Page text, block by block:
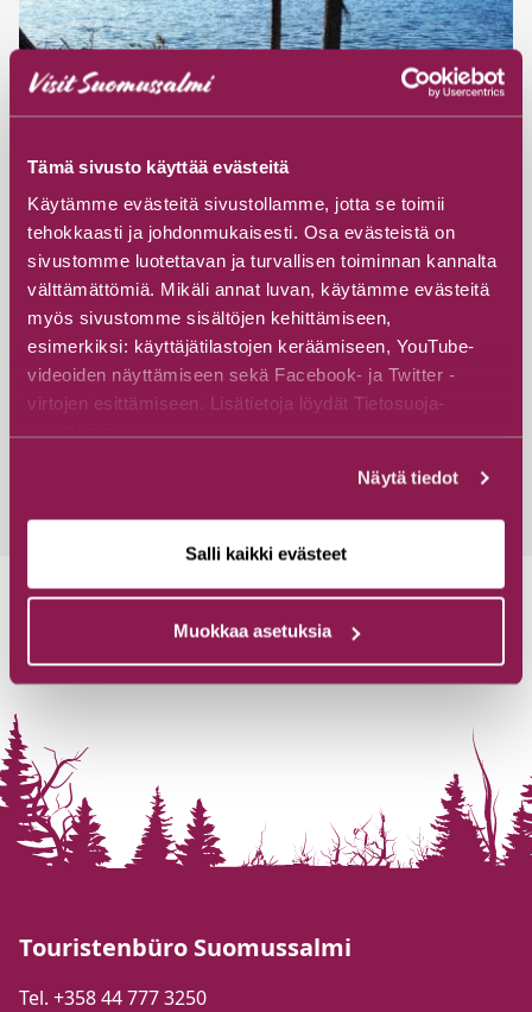
Tämä sivusto käyttää evästeitä
Käytämme evästeitä sivustollamme, jotta se toimii
tehokkaasti ja johdonmukaisesti. Osa evästeistä on
sivustomme luotettavan ja turvallisen toiminnan kannalta
välttämättömiä. Mikäli annat luvan, käytämme evästeitä
myös sivustomme sisältöjen kehittämiseen,
esimerkiksi: käyttäjätilastojen keräämiseen, YouTube-
videoiden näyttämiseen sekä Facebook- ja Twitter -
virtojen esittämiseen. Lisätietoja löydät Tietosuoja-
sivuiltamme.
Näytä tiedot
Salli kaikki evästeet
Muokkaa asetuksia
Hossa-Martinselkonen-Wanderweg,
57 km
Pirttivaarantie 131, 89920 Ruhtinansalmi
Touristenbüro Suomussalmi
Tel. +358 44 777 3250